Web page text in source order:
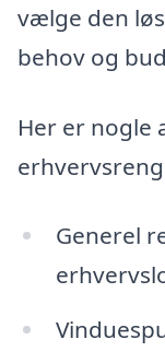
vælge den
behov og
Her er nogle
Generel